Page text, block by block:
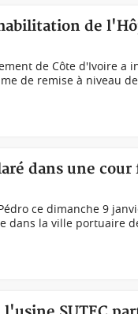
de
de Côte d'Ivoire a
de remise à niveau
dans une cour
ce dimanche 9
dans la ville portuaire